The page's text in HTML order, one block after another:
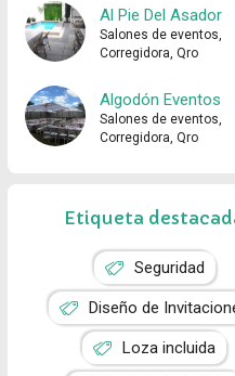
Al Pie Del Asador
Salones de eventos,
Corregidora, Qro
Algodón Eventos
Salones de eventos,
Corregidora, Qro
Etiqueta
Seguridad
Diseño de
Loza incluida